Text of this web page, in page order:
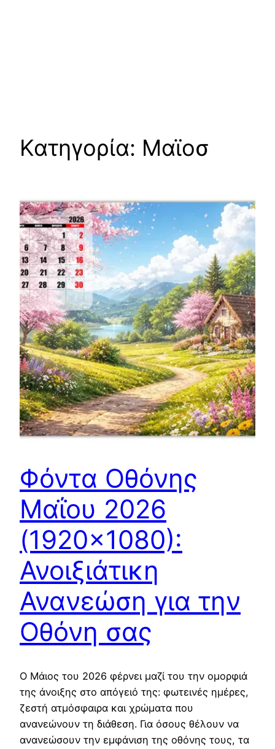
Κατηγορία: Μαϊοσ
Φόντα Οθόνης
Μαΐου 2026
(1920×1080):
Ανοιξιάτικη
Ανανεώση για την
Οθόνη σας
Ο Μάιος του 2026 φέρνει μαζί του την ομορφιά
της άνοιξης στο απόγειό της: φωτεινές ημέρες,
ζεστή ατμόσφαιρα και χρώματα που
ανανεώνουν τη διάθεση. Για όσους θέλουν να
ανανεώσουν την εμφάνιση της οθόνης τους, τα